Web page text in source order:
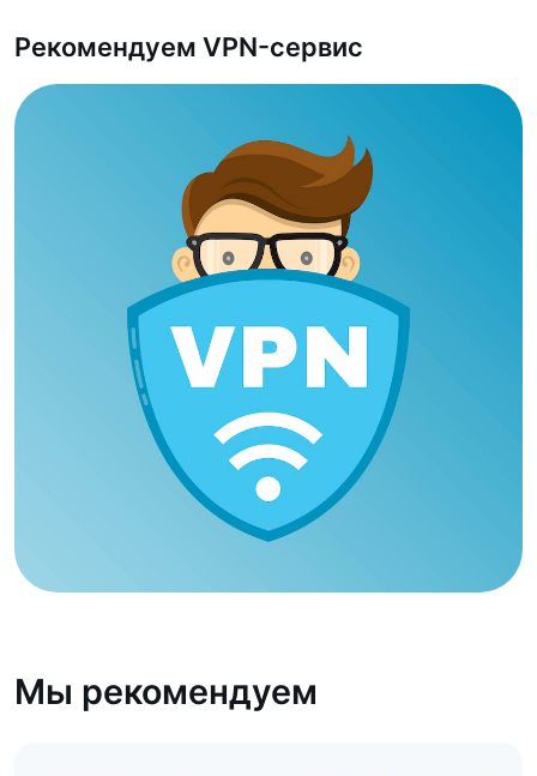
Рекомендуем VPN-сервис
Мы рекомендуем